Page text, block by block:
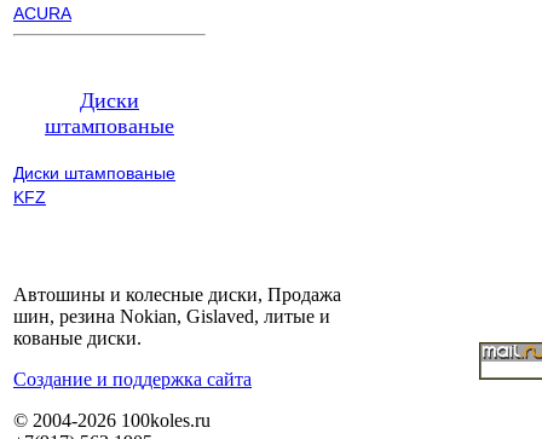
ACURA
Диски
штампованые
Диски штампованые
KFZ
Автошины и колесные диски, Продажа
шин, резина Nokian, Gislaved, литые и
кованые диски.
Cоздание и поддержка сайта
© 2004-2026 100koles.ru